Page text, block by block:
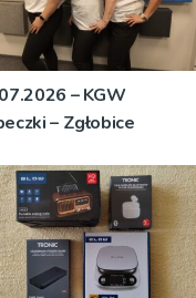
– KGW
– Zgłobice